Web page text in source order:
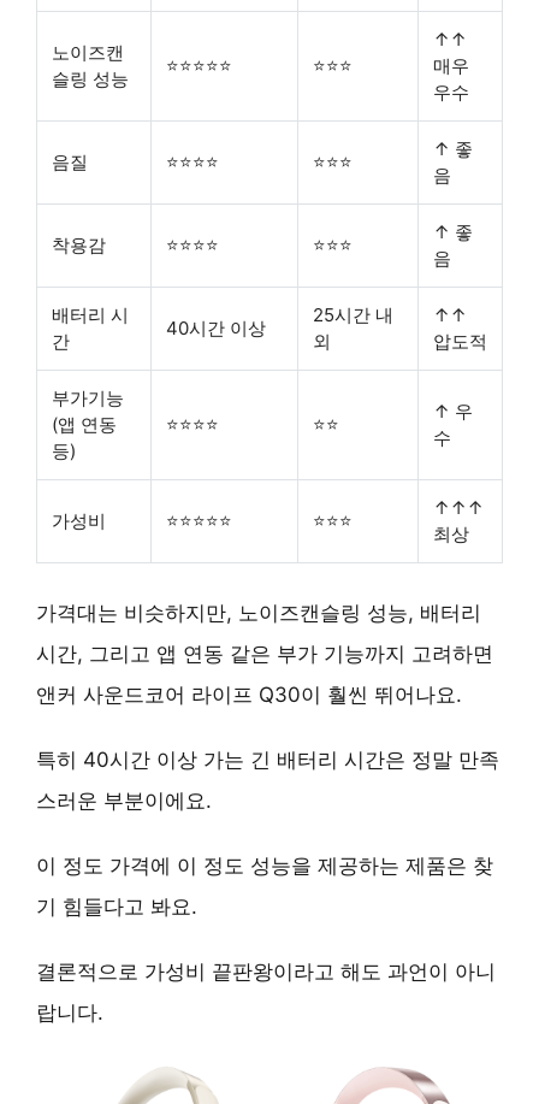
노이즈캔
슬링 성능
⭐⭐⭐⭐⭐ ⭐⭐⭐
↑↑
매우
우수
음질 ⭐⭐⭐⭐ ⭐⭐⭐
↑ 좋
음
착용감 ⭐⭐⭐⭐ ⭐⭐⭐
↑ 좋
음
배터리 시
간
40시간 이상
25시간 내
외
↑↑
압도적
부가기능
(앱 연동
등)
⭐⭐⭐⭐ ⭐⭐
↑ 우
수
가성비 ⭐⭐⭐⭐⭐ ⭐⭐⭐
↑↑↑
최상
가격대는 비슷하지만, 노이즈캔슬링 성능, 배터리
시간, 그리고 앱 연동 같은 부가 기능까지 고려하면
앤커 사운드코어 라이프 Q30이 훨씬 뛰어나요.
특히 40시간 이상 가는 긴 배터리 시간은 정말 만족
스러운 부분이에요.
이 정도 가격에 이 정도 성능을 제공하는 제품은 찾
기 힘들다고 봐요.
결론적으로 가성비 끝판왕이라고 해도 과언이 아니
랍니다.